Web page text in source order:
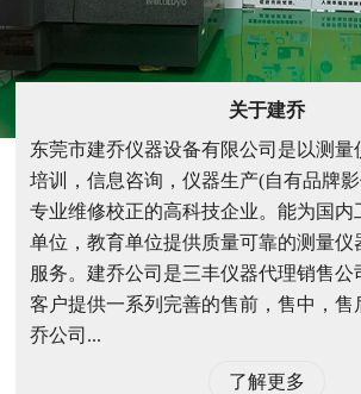
关于建乔
东莞市建乔仪器设备有限公司是以测量
培训，信息咨询，仪器生产(自有品牌
专业维修校正的高科技企业。能为国内
单位，教育单位提供质量可靠的测量仪
服务。建乔公司是三丰仪器代理销售公
客户提供一系列完善的售前，售中，售
乔公司...
了解更多